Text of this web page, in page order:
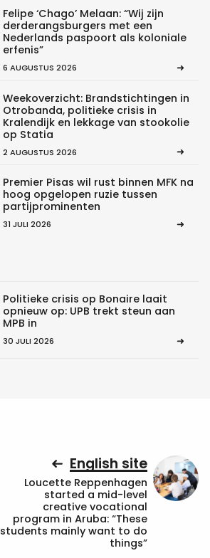
Felipe ‘Chago’ Melaan: “Wij zijn
derderangsburgers met een
Nederlands paspoort als koloniale
erfenis”
6 AUGUSTUS 2026
Weekoverzicht: Brandstichtingen in
Otrobanda, politieke crisis in
Kralendijk en lekkage van stookolie
op Statia
2 AUGUSTUS 2026
Premier Pisas wil rust binnen MFK na
hoog opgelopen ruzie tussen
partijprominenten
31 JULI 2026
Politieke crisis op Bonaire laait
opnieuw op: UPB trekt steun aan
MPB in
30 JULI 2026
English site
Loucette Reppenhagen
started a mid-level
creative vocational
program in Aruba: “These
students mainly want to do
things”